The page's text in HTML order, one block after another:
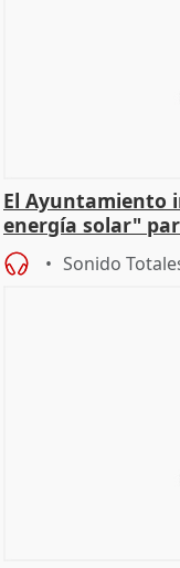
El Ayuntamiento
energía solar"
Sonido